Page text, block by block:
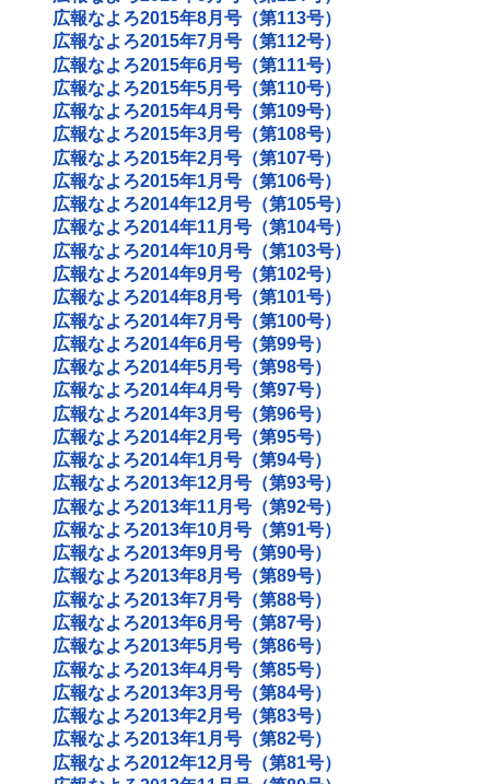
広報なよろ2015年8月号（第113号）
広報なよろ2015年7月号（第112号）
広報なよろ2015年6月号（第111号）
広報なよろ2015年5月号（第110号）
広報なよろ2015年4月号（第109号）
広報なよろ2015年3月号（第108号）
広報なよろ2015年2月号（第107号）
広報なよろ2015年1月号（第106号）
広報なよろ2014年12月号（第105号）
広報なよろ2014年11月号（第104号）
広報なよろ2014年10月号（第103号）
広報なよろ2014年9月号（第102号）
広報なよろ2014年8月号（第101号）
広報なよろ2014年7月号（第100号）
広報なよろ2014年6月号（第99号）
広報なよろ2014年5月号（第98号）
広報なよろ2014年4月号（第97号）
広報なよろ2014年3月号（第96号）
広報なよろ2014年2月号（第95号）
広報なよろ2014年1月号（第94号）
広報なよろ2013年12月号（第93号）
広報なよろ2013年11月号（第92号）
広報なよろ2013年10月号（第91号）
広報なよろ2013年9月号（第90号）
広報なよろ2013年8月号（第89号）
広報なよろ2013年7月号（第88号）
広報なよろ2013年6月号（第87号）
広報なよろ2013年5月号（第86号）
広報なよろ2013年4月号（第85号）
広報なよろ2013年3月号（第84号）
広報なよろ2013年2月号（第83号）
広報なよろ2013年1月号（第82号）
広報なよろ2012年12月号（第81号）